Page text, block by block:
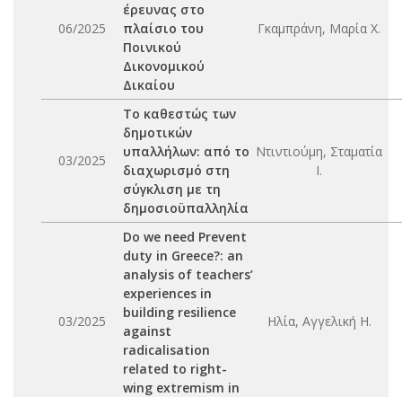
06/2025
έρευνας στο
πλαίσιο του
Ποινικού
Δικονομικού
Δικαίου
Γκαμπράνη, Μαρία Χ.
03/2025
Το καθεστώς των
δημοτικών
υπαλλήλων: από το
διαχωρισμό στη
σύγκλιση με τη
δημοσιοϋπαλληλία
Ντιντιούμη, Σταματία
Ι.
03/2025
Do we need Prevent
duty in Greece?: an
analysis of teachers’
experiences in
building resilience
against
radicalisation
related to right-
wing extremism in
Ηλία, Αγγελική Η.